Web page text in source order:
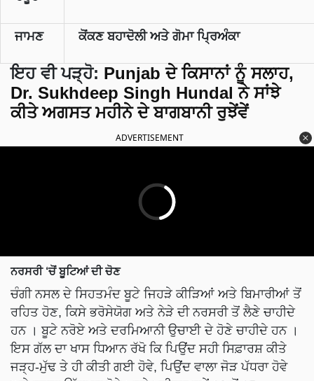
ਜਾਮਣ ਕੋਂਕਣ ਬਹਾਦੋਲੀ ਅਤੇ ਗੋਮਾ ਪ੍ਰਿਅੰਕਾ
ਇਹ ਵੀ ਪੜ੍ਹੋ: Punjab ਦੇ ਕਿਸਾਨਾਂ ਨੂੰ ਸਲਾਹ,
Dr. Sukhdeep Singh Hundal ਨੇ ਸਾਂਝੇ
ਕੀਤੇ ਅਗਸਤ ਮਹੀਨੇ ਦੇ ਬਾਗਬਾਨੀ ਰੁਝੇਂਵੇਂ
ADVERTISEMENT
ਨਰਸਰੀ ‘ਚੋਂ ਬੂਟਿਆਂ ਦੀ ਚੋਣ
ਚੰਗੀ ਨਸਲ ਦੇ ਸਿਹਤਮੰਦ ਬੂਟੇ ਜਿਹੜੇ ਕੀੜਿਆਂ ਅਤੇ ਬਿਮਾਰੀਆਂ ਤੋਂ
ਰਹਿਤ ਹੋਣ, ਕਿਸੇ ਭਰੋਸੇਯੋਗ ਅਤੇ ਨੇੜੇ ਦੀ ਨਰਸਰੀ ਤੋਂ ਲੈਣੇ ਚਾਹੀਦੇ
ਹਨ । ਬੂਟੇ ਨਰੋਏ ਅਤੇ ਦਰਮਿਆਨੀ ਉਚਾਈ ਦੇ ਹੋਣੇ ਚਾਹੀਦੇ ਹਨ ।
ਇਸ ਗੱਲ ਦਾ ਖਾਸ ਧਿਆਨ ਰੱਖੋ ਕਿ ਪਿਉਂਦ ਸਹੀ ਸਿਫ਼ਾਰਸ਼ ਕੀਤੇ
ਜੜ੍ਹ-ਮੁੱਢ ਤੇ ਹੀ ਕੀਤੀ ਗਈ ਹੋਵੇ, ਪਿਉਂਦ ਵਾਲਾ ਜੋੜ ਪੱਧਰਾ ਹੋਵੇ